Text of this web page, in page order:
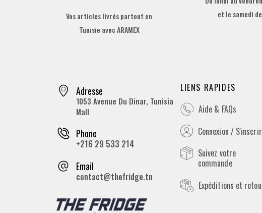
Vos articles livrés partout en
Tunisie avec ARAMEX
et le samedi
Adresse
1053 Avenue Du Dinar, Tunisia
Mall
Phone
+216 29 533 214
Email
contact@thefridge.tn
LIENS RAPIDES
Aide & FAQs
Connexion /
Suivez votre
commande
Expéditions et